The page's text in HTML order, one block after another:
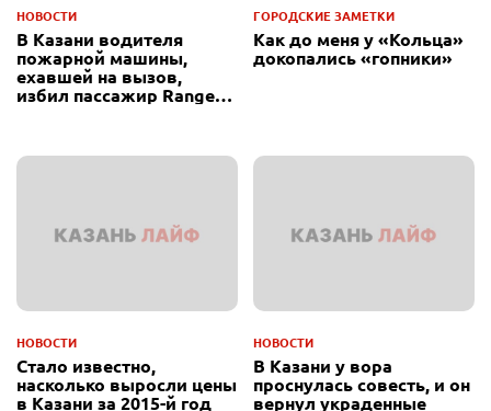
НОВОСТИ
В Казани водителя
пожарной машины,
ехавшей на вызов,
избил пассажир Range
ГОРОДСКИЕ ЗАМЕТКИ
Как до меня у «Кольца»
докопались «гопники»
НОВОСТИ
Стало известно,
насколько выросли цены
в Казани за 2015-й год
НОВОСТИ
В Казани у вора
проснулась совесть, и он
вернул украденные